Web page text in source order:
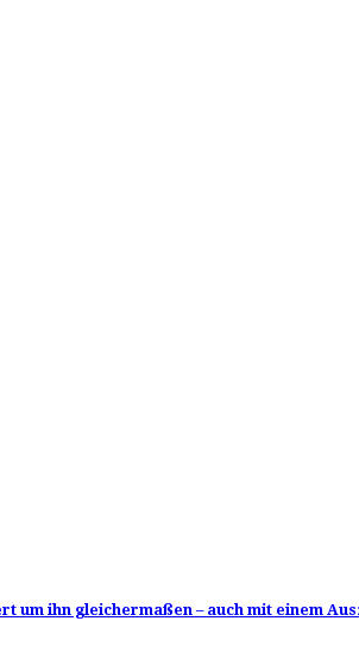
ihn gleichermaßen – auch mit einem